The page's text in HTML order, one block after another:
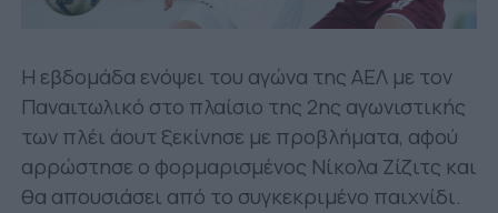
Η εβδομάδα ενόψει του αγώνα της ΑΕΛ με τον
Παναιτωλικό στο πλαίσιο της 2ης αγωνιστικής
των πλέι άουτ ξεκίνησε με προβλήματα, αφού
αρρώστησε ο φορμαρισμένος Νίκολα Ζίζιτς και
θα απουσιάσει από το συγκεκριμένο παιχνίδι.